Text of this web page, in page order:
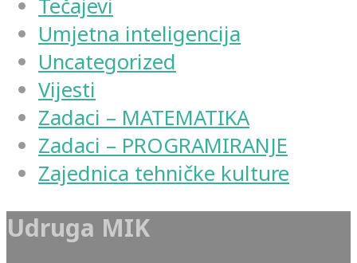
Tečajevi
Umjetna inteligencija
Uncategorized
Vijesti
Zadaci – MATEMATIKA
Zadaci – PROGRAMIRANJE
Zajednica tehničke kulture
Udruga MIK